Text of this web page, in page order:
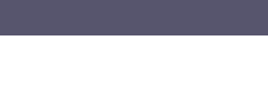
-- วีดิทัศน์นำเสนอสถานศึกษานำร่